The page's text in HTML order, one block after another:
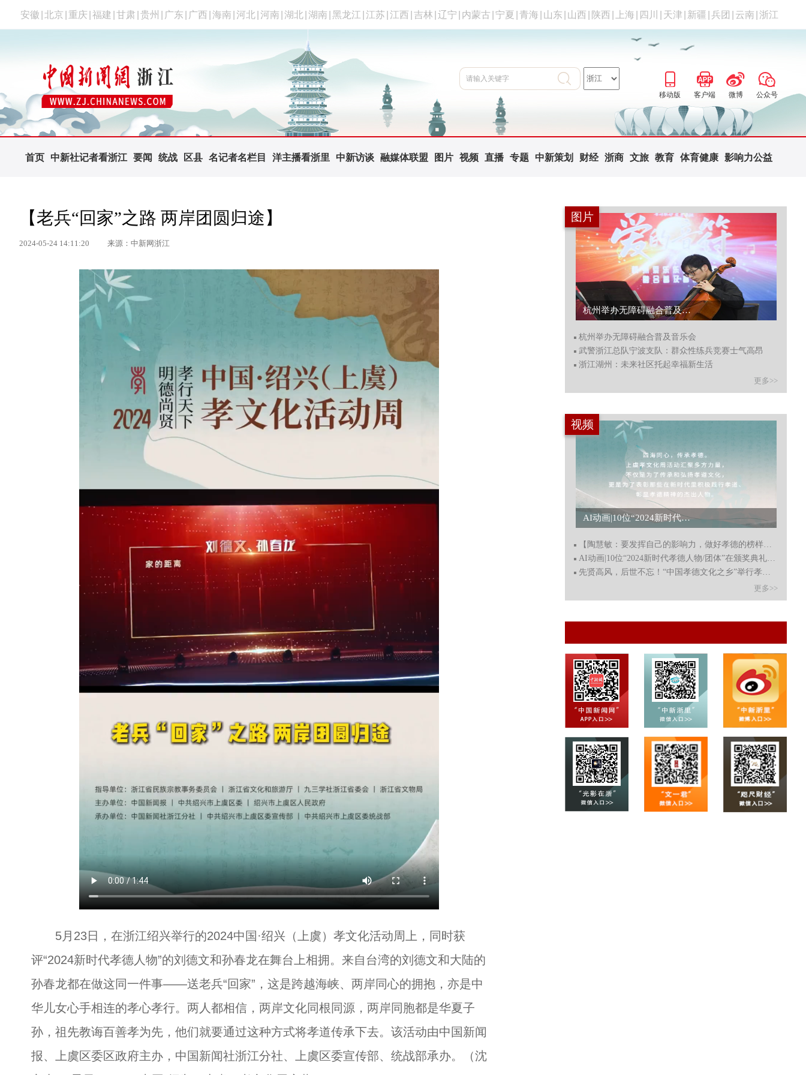
安徽 北京 重庆 福建 甘肃 贵州 广东 广西 海南 河北 河南 湖北 湖南 黑龙江 江苏 江西 吉林 辽宁 内蒙古 宁夏 青海 山东 山西 陕西 上海 四川 天津 新疆 兵团 云南 浙江
移动版 客户端 微博 公众号
首页 中新社记者看浙江 要闻 统战 区县 名记者名栏目 洋主播看浙里 中新访谈 融媒体联盟 图片 视频 直播 专题 中新策划 财经 浙商 文旅 教育 体育健康 影响力公益
【老兵“回家”之路 两岸团圆归途】
2024-05-24 14:11:20 来源：中新网浙江
5月23日，在浙江绍兴举行的2024中国·绍兴（上虞）孝文化活动周上，同时获
评“2024新时代孝德人物”的刘德文和孙春龙在舞台上相拥。来自台湾的刘德文和大陆的
孙春龙都在做这同一件事——送老兵“回家”，这是跨越海峡、两岸同心的拥抱，亦是中
华儿女心手相连的孝心孝行。两人都相信，两岸文化同根同源，两岸同胞都是华夏子
孙，祖先教诲百善孝为先，他们就要通过这种方式将孝道传承下去。该活动由中国新闻
报、上虞区委区政府主办，中国新闻社浙江分社、上虞区委宣传部、统战部承办。（沈
图片
杭州举办无障碍融合普及音乐会...
杭州举办无障碍融合普及音乐会
武警浙江总队宁波支队：群众性练兵竞赛士气高昂
浙江湖州：未来社区托起幸福新生活
更多>>
视频
AI动画|10位“2024新时代孝德人物/团体”在颁奖典礼上亮相，向观众讲述其心路历程...
【陶慧敏：要发挥自己的影响力，做好孝德的榜样标杆】
AI动画|10位“2024新时代孝德人物/团体”在颁奖典礼上亮相，
先贤高风，后世不忘！“中国孝德文化之乡”举行孝女曹娥
更多>>